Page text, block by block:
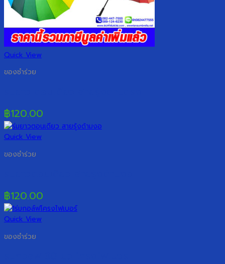
Quick View
ของชำร่วย
฿120.00
Quick View
ของชำร่วย
฿120.00
Quick View
ของชำร่วย